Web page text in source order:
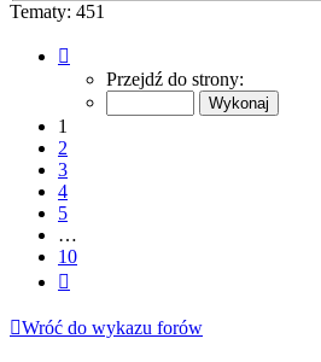
Tematy: 451
Przejdź do strony:
1
2
3
4
5
…
10
Wróć do wykazu forów